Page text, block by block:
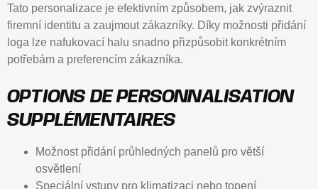
Tato personalizace je efektivním způsobem, jak zvýraznit
firemní identitu a zaujmout zákazníky. Díky možnosti přidání
loga lze nafukovací halu snadno přizpůsobit konkrétním
potřebám a preferencím zákazníka.
OPTIONS DE PERSONNALISATION
SUPPLÉMENTAIRES
Možnost přidání průhledných panelů pro větší
osvětlení
Speciální vstupy pro klimatizaci nebo topení